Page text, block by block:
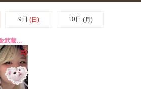
9日 (日) 10日 (月)
あさ🌼武蔵境D-Bar